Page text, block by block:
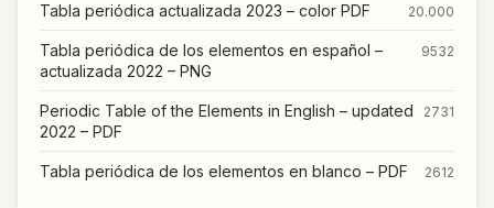
Tabla periódica actualizada 2023 – color PDF 20.000
Tabla periódica de los elementos en español –
actualizada 2022 – PNG
9532
Periodic Table of the Elements in English – updated
2022 – PDF
2731
Tabla periódica de los elementos en blanco – PDF 2612